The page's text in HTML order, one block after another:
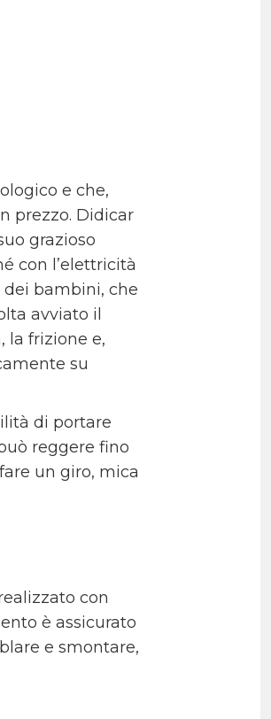
e che,
prezzo. Didicar
grazioso
con l’elettricità
bambini, che
avviato il
la frizione e,
su
di portare
reggere fino
un giro, mica
con
è assicurato
e smontare,